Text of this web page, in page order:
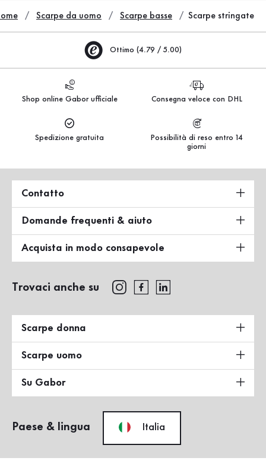
Scarpe da uomo Scarpe basse Scarpe stringate
Ottimo (4.79 / 5.00)
Shop online Gabor ufficiale Consegna veloce con DHL
Spedizione gratuita
Possibilità di reso entro 14
giorni
Contatto
Domande frequenti & aiuto
Acquista in modo consapevole
Trovaci anche su
Scarpe donna
Scarpe uomo
Su Gabor
Paese & lingua Italia